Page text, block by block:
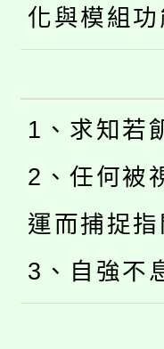
化與模組功
1、求知若
2、任何被
運而捕捉
3、自強不